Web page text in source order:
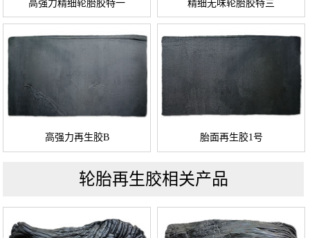
高强力精细轮胎胶特一 精细无味轮胎胶特三
高强力再生胶B 胎面再生胶1号
轮胎再生胶相关产品